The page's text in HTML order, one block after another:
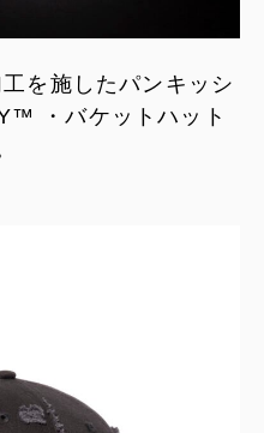
を施したパンキッシ
・バケットハット